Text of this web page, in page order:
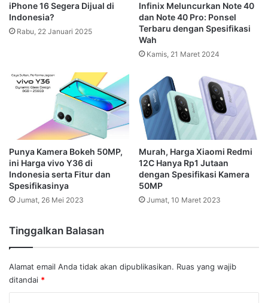
iPhone 16 Segera Dijual di
Indonesia?
Rabu, 22 Januari 2025
Infinix Meluncurkan Note 40
dan Note 40 Pro: Ponsel
Terbaru dengan Spesifikasi
Wah
Kamis, 21 Maret 2024
Punya Kamera Bokeh 50MP,
ini Harga vivo Y36 di
Indonesia serta Fitur dan
Spesifikasinya
Jumat, 26 Mei 2023
Murah, Harga Xiaomi Redmi
12C Hanya Rp1 Jutaan
dengan Spesifikasi Kamera
50MP
Jumat, 10 Maret 2023
Tinggalkan Balasan
Alamat email Anda tidak akan dipublikasikan. Ruas yang wajib
ditandai *